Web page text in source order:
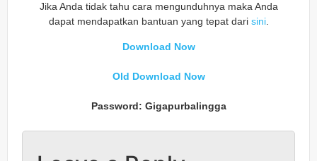
Jika Anda tidak tahu cara mengunduhnya maka Anda
dapat mendapatkan bantuan yang tepat dari sini.
Download Now
Old Download Now
Password: Gigapurbalingga